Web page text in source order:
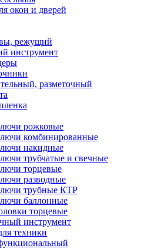
окон и дверей
режущий
инструмент
разметочный
рожковые
комбинированные
накидные
трубчатые и свечные
торцевые
разводные
трубные КТР
баллонные
торцевые
инструмент
техники